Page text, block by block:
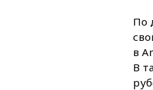
По
в
В